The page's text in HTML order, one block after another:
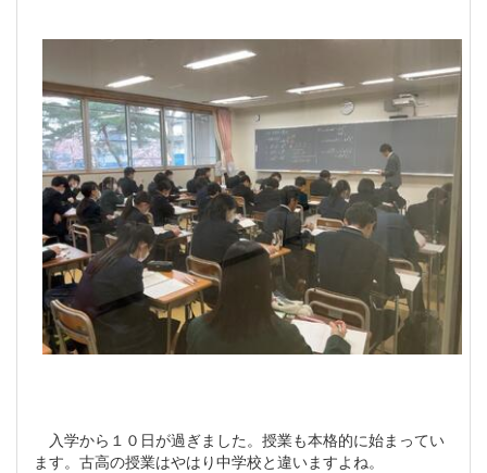
入学から１０日が過ぎました。授業も本格的に始まってい
ます。古高の授業はやはり中学校と違いますよね。